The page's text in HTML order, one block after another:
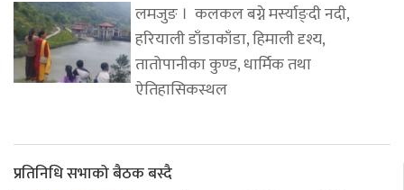
लमजुङ । कलकल बग्ने मर्स्याङ्दी नदी,
हरियाली डाँडाकाँडा, हिमाली दृश्य,
तातोपानीका कुण्ड, धार्मिक तथा
ऐतिहासिकस्थल
प्रतिनिधि सभाको बैठक बस्दै